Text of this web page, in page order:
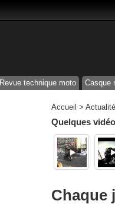
Revue technique moto Casque
Accueil >
Quelques
Chaque